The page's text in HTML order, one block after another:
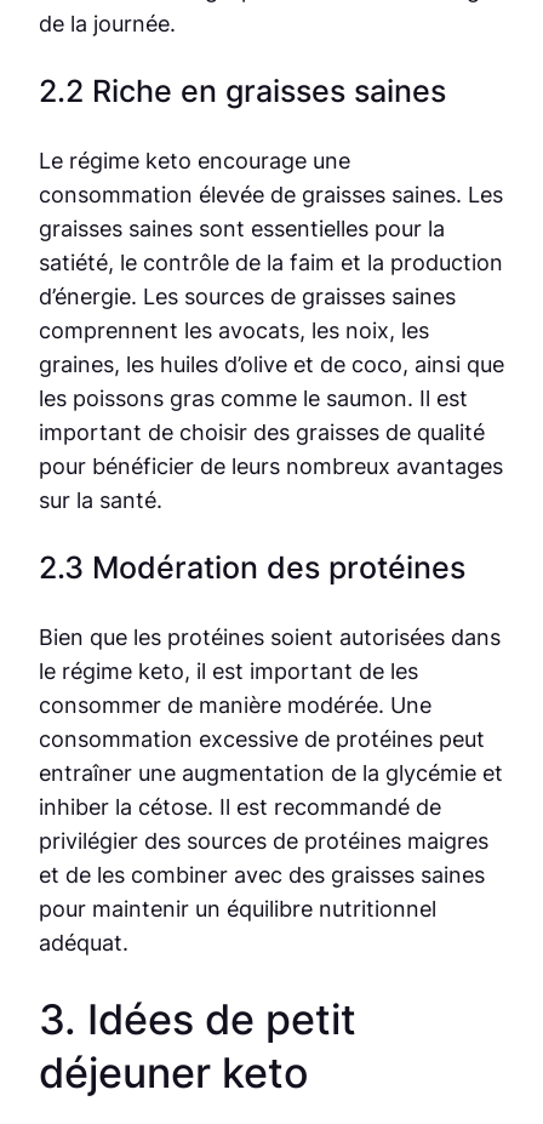
de la journée.
2.2 Riche en graisses saines
Le régime keto encourage une
consommation élevée de graisses saines. Les
graisses saines sont essentielles pour la
satiété, le contrôle de la faim et la production
d’énergie. Les sources de graisses saines
comprennent les avocats, les noix, les
graines, les huiles d’olive et de coco, ainsi que
les poissons gras comme le saumon. Il est
important de choisir des graisses de qualité
pour bénéficier de leurs nombreux avantages
sur la santé.
2.3 Modération des protéines
Bien que les protéines soient autorisées dans
le régime keto, il est important de les
consommer de manière modérée. Une
consommation excessive de protéines peut
entraîner une augmentation de la glycémie et
inhiber la cétose. Il est recommandé de
privilégier des sources de protéines maigres
et de les combiner avec des graisses saines
pour maintenir un équilibre nutritionnel
adéquat.
3. Idées de petit
déjeuner keto